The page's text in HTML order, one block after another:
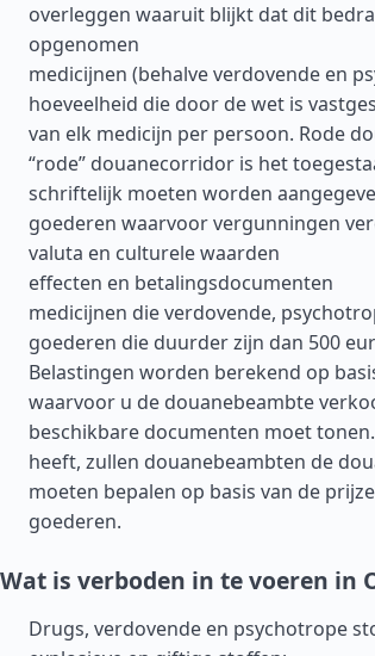
overleggen waaruit blijkt dat dit
opgenomen
medicijnen (behalve verdovende en
hoeveelheid die door de wet is
van elk medicijn per persoon. Rode
“rode” douanecorridor is het
schriftelijk moeten worden
goederen waarvoor vergunningen
valuta en culturele waarden
effecten en betalingsdocumenten
medicijnen die verdovende,
goederen die duurder zijn dan 500
Belastingen worden berekend op
waarvoor u de douanebeambte
beschikbare documenten moet
heeft, zullen douanebeambten de
moeten bepalen op basis van de
goederen.
Wat is verboden in te voeren in
Drugs, verdovende en psychotrope